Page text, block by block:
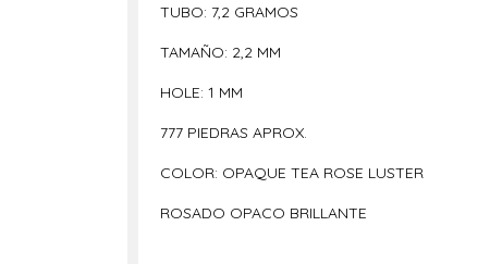
TUBO: 7,2 GRAMOS
TAMAÑO: 2,2 MM
HOLE: 1 MM
777 PIEDRAS APROX.
COLOR: OPAQUE TEA ROSE LUSTER
ROSADO OPACO BRILLANTE